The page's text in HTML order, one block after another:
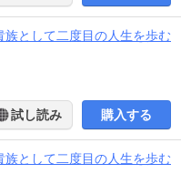
族として二度目の人生を歩む
試し読み 購入する
族として二度目の人生を歩む